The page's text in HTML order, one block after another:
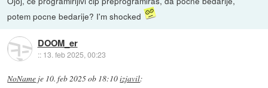
potem pocne bedarije? I'm shocked
DOOM_er
:: 13. feb 2025, 00:23
NoName je 10. feb 2025 ob 18:10izjavil: